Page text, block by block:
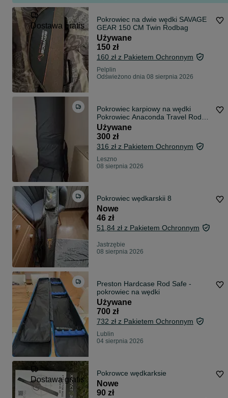
Dostawa gratis
Pokrowiec na dwie wędki SAVAGE
GEAR 150 CM Twin Rodbag
Używane
150 zł
160 zł z Pakietem Ochronnym
Pelplin
Odświeżono dnia 08 sierpnia 2026
Pokrowiec karpiowy na wędki
Pokrowiec Anaconda Travel Rod
System 13ft
Używane
300 zł
316 zł z Pakietem Ochronnym
Leszno
08 sierpnia 2026
Pokrowiec wędkarskii 8
Nowe
46 zł
51,84 zł z Pakietem Ochronnym
Jastrzębie
08 sierpnia 2026
Preston Hardcase Rod Safe -
pokrowiec na wędki
Używane
700 zł
732 zł z Pakietem Ochronnym
Lublin
04 sierpnia 2026
Dostawa gratis
Pokrowce wędkarksie
Nowe
90 zł